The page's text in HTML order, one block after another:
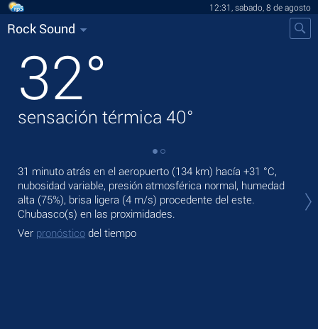
12:31, sabado, 8 de agosto
Rock Sound
32°
sensación térmica 40°
31 minuto atrás en el aeropuerto (134 km) hacía +31 °C,
nubosidad variable, presión atmosférica normal, humedad
alta (75%), brisa ligera (4 m/s) procedente del este.
Chubasco(s) en las proximidades.
Ver pronóstico del tiempo